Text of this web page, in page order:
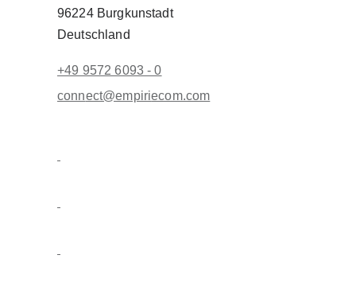
96224 Burgkunstadt
Deutschland
+49 9572 6093 - 0
connect@empiriecom.com